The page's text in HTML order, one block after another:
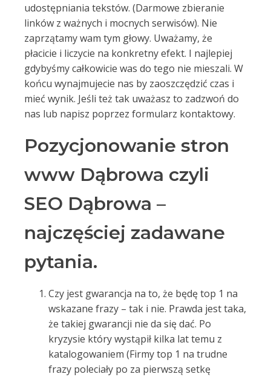
udostępniania tekstów. (Darmowe zbieranie
linków z ważnych i mocnych serwisów). Nie
zaprzątamy wam tym głowy. Uważamy, że
płacicie i liczycie na konkretny efekt. I najlepiej
gdybyśmy całkowicie was do tego nie mieszali. W
końcu wynajmujecie nas by zaoszczędzić czas i
mieć wynik. Jeśli też tak uważasz to zadzwoń do
nas lub napisz poprzez formularz kontaktowy.
Pozycjonowanie stron
www Dąbrowa czyli
SEO Dąbrowa –
najczęściej zadawane
pytania.
Czy jest gwarancja na to, że będę top 1 na
wskazane frazy – tak i nie. Prawda jest taka,
że takiej gwarancji nie da się dać. Po
kryzysie który wystąpił kilka lat temu z
katalogowaniem (Firmy top 1 na trudne
frazy poleciały po za pierwszą setkę